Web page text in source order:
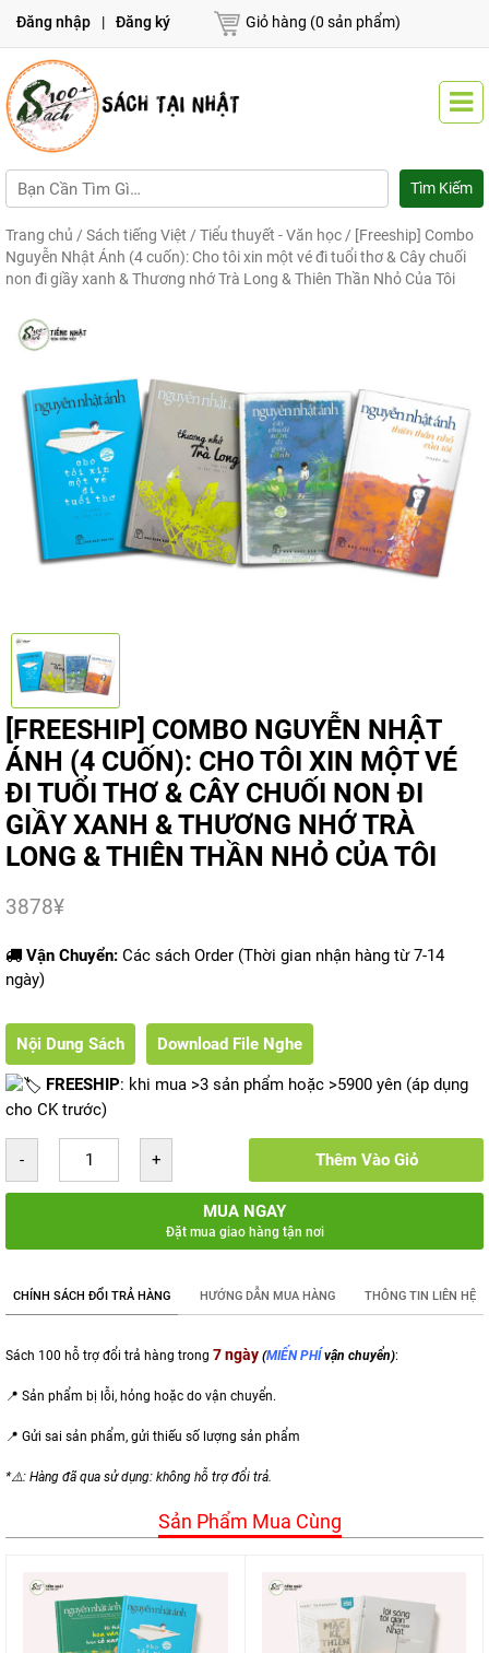
Đăng nhập | Đăng ký Giỏ hàng (0 sản phẩm)
Trang chủ / Sách tiếng Việt / Tiểu thuyết - Văn học/ [Freeship] Combo
Nguyễn Nhật Ánh (4 cuốn): Cho tôi xin một vé đi tuổi thơ & Cây chuối
non đi giầy xanh & Thương nhớ Trà Long & Thiên Thần Nhỏ Của Tôi
[FREESHIP] COMBO NGUYỄN NHẬT
ÁNH (4 CUỐN): CHO TÔI XIN MỘT VÉ
ĐI TUỔI THƠ & CÂY CHUỐI NON ĐI
GIẦY XANH & THƯƠNG NHỚ TRÀ
LONG & THIÊN THẦN NHỎ CỦA TÔI
3878¥
Vận Chuyển: Các sách Order (Thời gian nhận hàng từ 7-14
ngày)
Nội Dung Sách Download File Nghe
FREESHIP: khi mua >3 sản phẩm hoặc >5900 yên (áp dụng
cho CK trước)
Thêm Vào Giỏ
MUA NGAY
Đặt mua giao hàng tận nơi
CHÍNH SÁCH ĐỔI TRẢ HÀNG HƯỚNG DẪN MUA HÀNG THÔNG TIN LIÊN HỆ
Sách 100 hỗ trợ đổi trả hàng trong 7 ngày (MIẾN PHÍvận chuyển):
📍 Sản phẩm bị lỗi, hỏng hoặc do vận chuyển.
📍 Gửi sai sản phẩm, gửi thiếu số lượng sản phẩm
*⚠️: Hàng đã qua sử dụng: không hỗ trợ đổi trả.
Sản Phẩm Mua Cùng